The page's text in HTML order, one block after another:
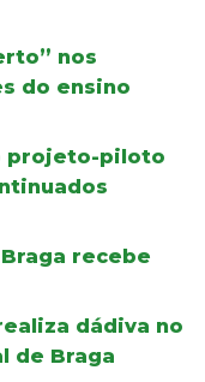
nos
do ensino
projeto-piloto
recebe
dádiva no
de Braga